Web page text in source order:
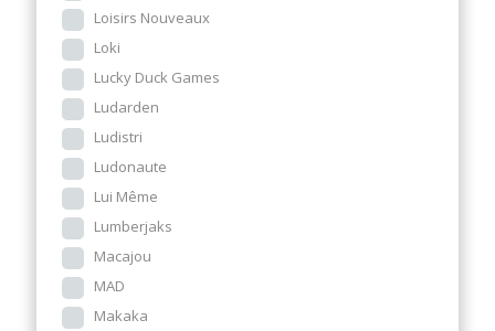
Loisirs Nouveaux
Loki
Lucky Duck Games
Ludarden
Ludistri
Ludonaute
Lui Même
Lumberjaks
Macajou
MAD
Makaka